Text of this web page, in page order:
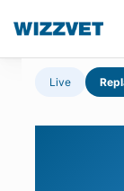
Live